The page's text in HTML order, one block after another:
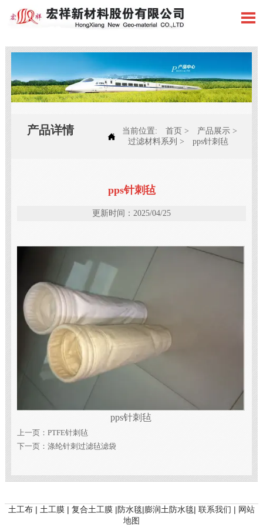

产品详情 
当前位置: 首页 > 产品展示 >
过滤材料系列 > pps针刺毡
pps针刺毡
更新时间：2025/04/25
pps针刺毡
上一页： PTFE针刺毡
下一页： 涤纶针刺过滤毡滤袋
土工布 | 土工膜 | 复合土工膜 |防水毯|膨润土防水毯| 联系我们 | 网站
地图